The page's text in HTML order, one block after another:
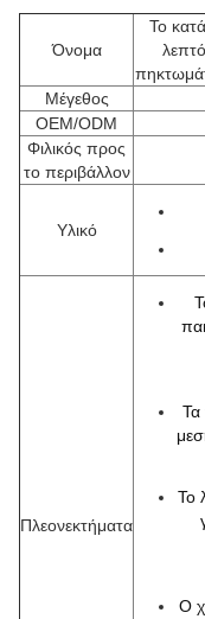
Όνομα
Το
Μέγεθος
OEM/ODM
Φιλικός προς
το περιβάλλον
Υλικό
Πλεονεκτήματα
Τα
Το
Ο